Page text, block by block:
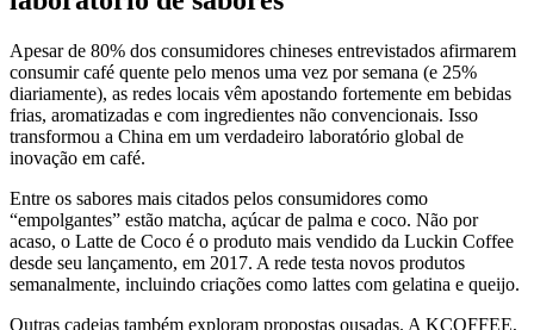
Apesar de 80% dos consumidores chineses entrevistados afirmarem
consumir café quente pelo menos uma vez por semana (e 25%
diariamente), as redes locais vêm apostando fortemente em bebidas
frias, aromatizadas e com ingredientes não convencionais. Isso
transformou a China em um verdadeiro laboratório global de
inovação em café.
Entre os sabores mais citados pelos consumidores como
“empolgantes” estão matcha, açúcar de palma e coco. Não por
acaso, o Latte de Coco é o produto mais vendido da Luckin Coffee
desde seu lançamento, em 2017. A rede testa novos produtos
semanalmente, incluindo criações como lattes com gelatina e queijo.
Outras cadeias também exploram propostas ousadas. A KCOFFEE,